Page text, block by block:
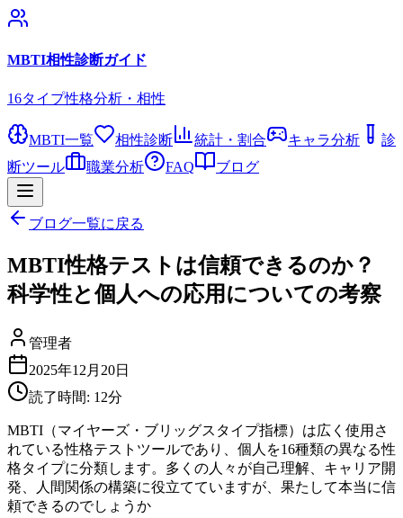
MBTI相性診断ガイド
16タイプ性格分析・相性
MBTI一覧 相性診断 統計・割合 キャラ分析
診
断ツール
職業分析 FAQ ブログ
ブログ一覧に戻る
MBTI性格テストは信頼できるのか？
科学性と個人への応用についての考察
管理者
2025年12月20日
読了時間: 12分
MBTI（マイヤーズ・ブリッグスタイプ指標）は広く使用さ
れている性格テストツールであり、個人を16種類の異なる性
格タイプに分類します。多くの人々が自己理解、キャリア開
発、人間関係の構築に役立てていますが、果たして本当に信
頼できるのでしょうか